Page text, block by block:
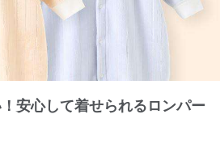
安心して着せられるロンパー